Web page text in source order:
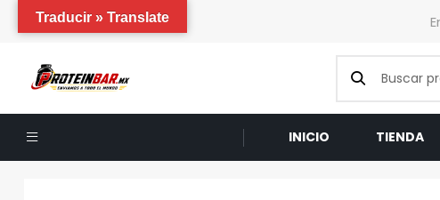
INICIO TIENDA
Traducir » Translate